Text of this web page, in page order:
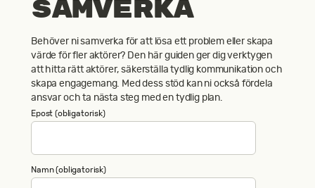
samverka
Behöver ni samverka för att lösa ett problem eller skapa
värde för fler aktörer? Den här guiden ger dig verktygen
att hitta rätt aktörer, säkerställa tydlig kommunikation och
skapa engagemang. Med dess stöd kan ni också fördela
ansvar och ta nästa steg med en tydlig plan.
Epost (obligatorisk)
Namn (obligatorisk)